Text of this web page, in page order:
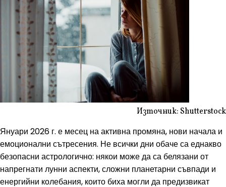
Източник: Shutterstock
Януари 2026 г. е месец на активна промяна, нови начала и
емоционални сътресения. Не всички дни обаче са еднакво
безопасни астрологично: някои може да са белязани от
напрегнати лунни аспекти, сложни планетарни съвпади и
енергийни колебания, които биха могли да предизвикат